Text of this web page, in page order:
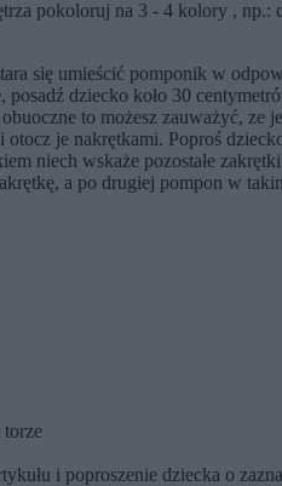
pokoloruj na 3 - 4 kolory , np.:
się umieścić pomponik w
posadź dziecko koło 30
to możesz zauważyć, ze
otocz je nakrętkami. Poproś
niech wskaże pozostałe
a po drugiej pompon w
torze
i poproszenie dziecka o